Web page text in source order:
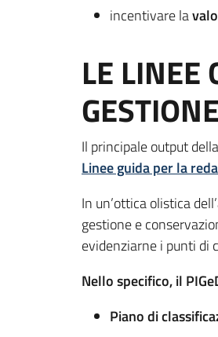
incentivare la
LE LINEE
Il principale output
Linee guida per la
In un’ottica olistica
gestione e
evidenziarne i punti di
Nello specifico, il
Piano di